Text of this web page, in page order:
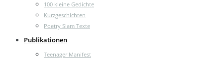
100 kleine Gedichte
Kurzgeschichten
Poetry Slam Texte
Publikationen
Teenager Manifest